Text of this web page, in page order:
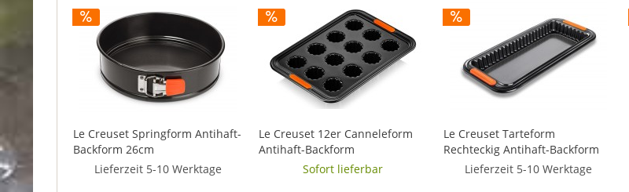
Le Creuset Springform Antihaft-
Backform 26cm
Lieferzeit 5-10 Werktage
Le Creuset 12er Canneleform
Antihaft-Backform
Sofort lieferbar
Le Creuset Tarteform
Rechteckig Antihaft-Backform
33x13cm
Lieferzeit 5-10 Werktage